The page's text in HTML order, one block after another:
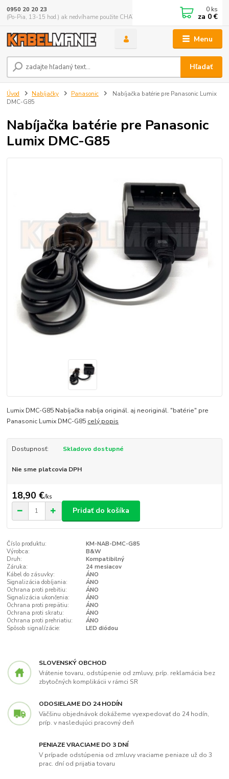
Menu
Hľadať
0950 20 20 23
(Po-Pia, 13-15 hod.) ak nedvíhame použite CHATBOX
0 ks
za 0 €
Úvod Nabíjačky Panasonic
Nabíjačka batérie pre Panasonic Lumix
DMC-G85
Nabíjačka batérie pre Panasonic
Lumix DMC-G85
Lumix DMC-G85 Nabíjačka nabíja originál. aj neoriginál. "batérie" pre
Panasonic Lumix DMC-G85 celý popis
Dostupnosť: Skladovo dostupné
Nie sme platcovia DPH
18,90 €/ks
Pridať do košíka
Číslo produktu:
KM-NAB-DMC-G85
Výrobca:
B&W
Druh:
Kompatibilný
Záruka:
24 mesiacov
Kábel do zásuvky:
ÁNO
Signalizácia dobíjania:
ÁNO
Ochrana proti prebitiu:
ÁNO
Signalizácia ukončenia:
ÁNO
Ochrana proti prepätiu:
ÁNO
Ochrana proti skratu:
ÁNO
Ochrana proti prehriatiu:
ÁNO
Spôsob signalízácie:
LED diódou
SLOVENSKÝ OBCHOD
Vrátenie tovaru, odstúpenie od zmluvy, príp. reklamácia bez
zbytočných komplikácii v rámci SR
ODOSIELAME DO 24 HODÍN
Väčšinu objednávok dokážeme vyexpedovať do 24 hodín,
príp. v nasledujúci pracovný deň
PENIAZE VRACIAME DO 3 DNÍ
V prípade odstúpenia od zmluvy vraciame peniaze už do 3
prac. dní od prijatia tovaru